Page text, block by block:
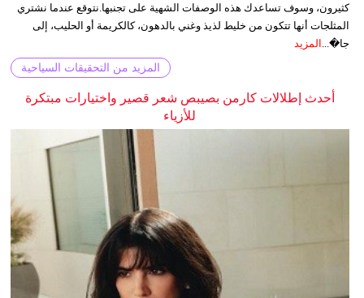
كثيرون، وسوف تساعدك هذه الوصفات الشهية على تجنبها.نتوقع عندما نشتري
المثلجات أنها تتكون من خليط لذيذ وغني بالدهون، كالكريمة أو الحليب، إلى
جا�... المزيد
المزيد من التحقيقات السياحية
أحدث إطلالات كارمن بصيبص شعر قصير واختيارات مبتكرة
للأزياء